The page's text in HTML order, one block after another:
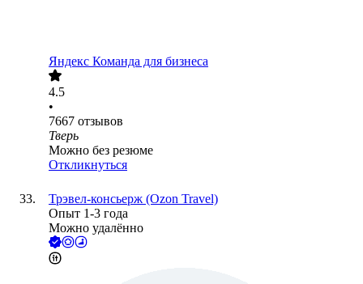
Яндекс Команда для бизнеса
4.5
•
7667 отзывов
Тверь
Можно без резюме
Откликнуться
Трэвел‑консьерж (Ozon Travel)
Опыт 1-3 года
Можно удалённо